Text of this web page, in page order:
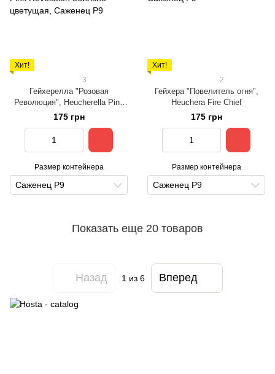
Хит!
3
Гейхерелла "Розовая
Революция", Heucherella Pink
Revolution обильно цветущая
175 грн
Размер контейнера
Саженец Р9
Хит!
2
Гейхера "Повелитель огня",
Heuchera Fire Chief
175 грн
Размер контейнера
Саженец Р9
Показать еще 20 товаров
Назад 1 из 6 Вперед